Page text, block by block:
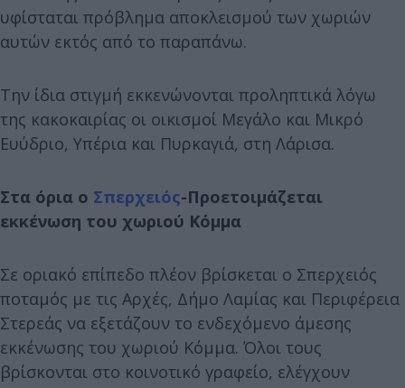
υφίσταται πρόβλημα αποκλεισμού των χωριών
αυτών εκτός από το παραπάνω.
Την ίδια στιγμή εκκενώνονται προληπτικά λόγω
της κακοκαιρίας οι οικισμοί Μεγάλο και Μικρό
Ευύδριο, Υπέρια και Πυρκαγιά, στη Λάρισα.
Στα όρια ο Σπερχειός-Προετοιμάζεται
εκκένωση του χωριού Κόμμα
Σε οριακό επίπεδο πλέον βρίσκεται ο Σπερχειός
ποταμός με τις Αρχές, Δήμο Λαμίας και Περιφέρεια
Στερεάς να εξετάζουν το ενδεχόμενο άμεσης
εκκένωσης του χωριού Κόμμα. Όλοι τους
βρίσκονται στο κοινοτικό γραφείο, ελέγχουν